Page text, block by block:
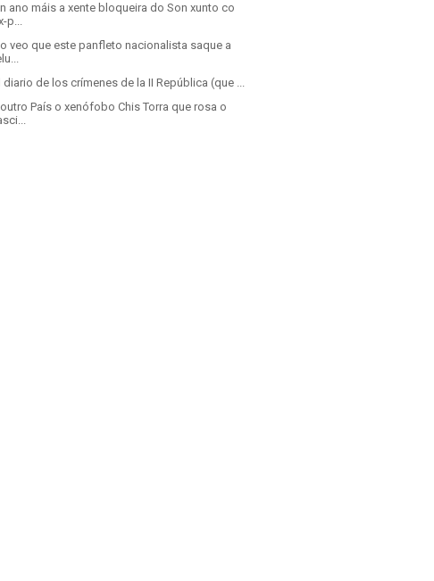
ano máis a xente bloqueira do Son xunto co
p...
veo que este panfleto nacionalista saque a
diario de los crímenes de la II República (que ...
País o xenófobo Chis Torra que rosa o